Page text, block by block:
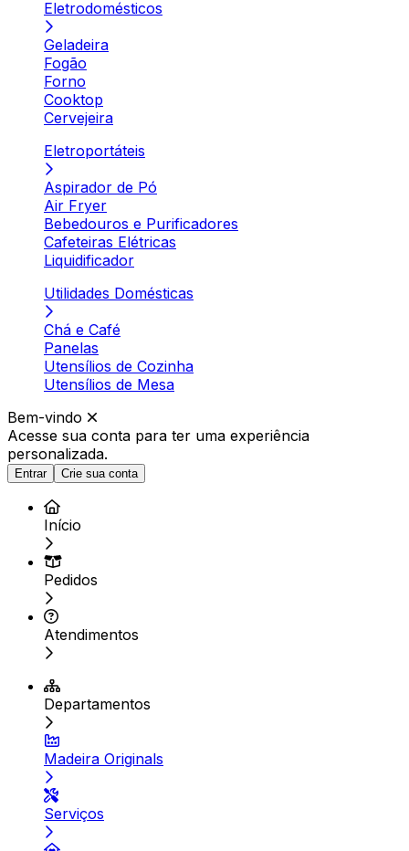
Eletrodomésticos
Geladeira
Fogão
Forno
Cooktop
Cervejeira
Eletroportáteis
Aspirador de Pó
Air Fryer
Bebedouros e Purificadores
Cafeteiras Elétricas
Liquidificador
Utilidades Domésticas
Chá e Café
Panelas
Utensílios de Cozinha
Utensílios de Mesa
Bem-vindo
Acesse sua conta para ter uma experiência
personalizada.
Entrar Crie sua conta
Início
Pedidos
Atendimentos
Departamentos
Madeira Originals
Serviços